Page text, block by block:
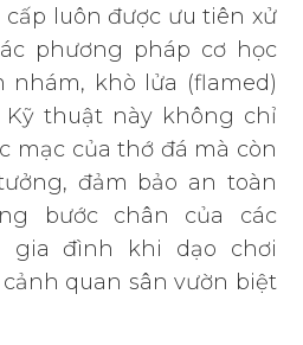
luôn được ưu tiên xử
phương pháp cơ học
khò lửa (flamed)
thuật này không chỉ
mạc của thớ đá mà còn
đảm bảo an toàn
bước chân của các
gia đình khi dạo chơi
quan sân vườn biệt